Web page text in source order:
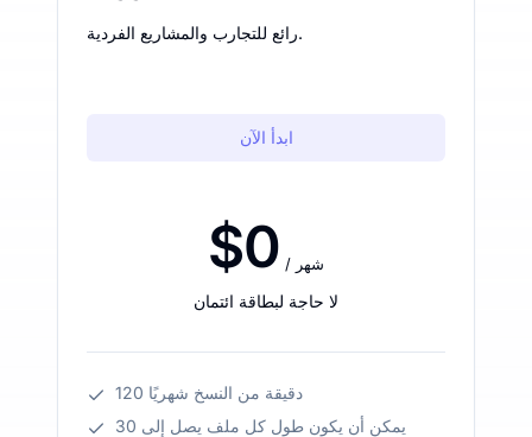
رائع للتجارب والمشاريع الفردية.
ابدأ الآن
$0 / شهر
لا حاجة لبطاقة ائتمان
120 دقيقة من النسخ شهريًا
يمكن أن يكون طول كل ملف يصل إلى 30